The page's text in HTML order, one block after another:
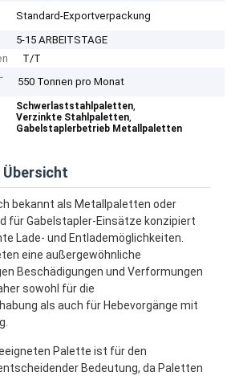
Standard-Exportverpackung
5-15 ARBEITSTAGE
T/T
550 Tonnen pro Monat
Schwerlaststahlpaletten,
Verzinkte Stahlpaletten,
Gabelstaplerbetrieb Metallpaletten
bekannt als Metallpaletten oder
für Gabelstapler-Einsätze konzipiert
Lade- und Entlademöglichkeiten.
eine außergewöhnliche
Beschädigungen und Verformungen
sowohl für die
als auch für Hebevorgänge mit
Palette ist für den
Bedeutung, da Paletten